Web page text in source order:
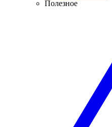
Полезное